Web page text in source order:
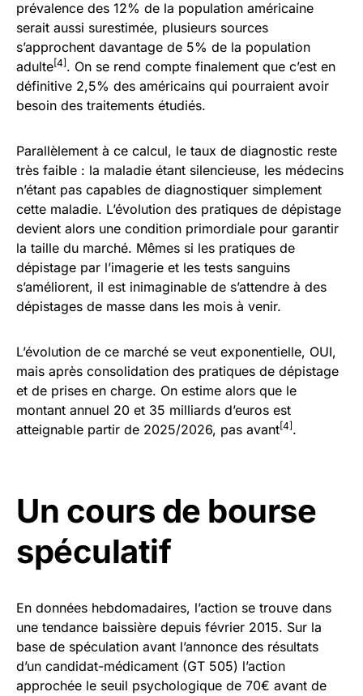
prévalence des 12% de la population américaine
serait aussi surestimée, plusieurs sources
s’approchent davantage de 5% de la population
adulte[4] . On se rend compte finalement que c’est en
définitive 2,5% des américains qui pourraient avoir
besoin des traitements étudiés.
Parallèlement à ce calcul, le taux de diagnostic reste
très faible : la maladie étant silencieuse, les médecins
n’étant pas capables de diagnostiquer simplement
cette maladie. L’évolution des pratiques de dépistage
devient alors une condition primordiale pour garantir
la taille du marché. Mêmes si les pratiques de
dépistage par l’imagerie et les tests sanguins
s’améliorent, il est inimaginable de s’attendre à des
dépistages de masse dans les mois à venir.
L’évolution de ce marché se veut exponentielle, OUI,
mais après consolidation des pratiques de dépistage
et de prises en charge. On estime alors que le
montant annuel 20 et 35 milliards d’euros est
atteignable partir de 2025/2026, pas avant[4] .
Un cours de bourse
spéculatif
En données hebdomadaires, l’action se trouve dans
une tendance baissière depuis février 2015. Sur la
base de spéculation avant l’annonce des résultats
d’un candidat-médicament (GT 505) l’action
approchée le seuil psychologique de 70€ avant de